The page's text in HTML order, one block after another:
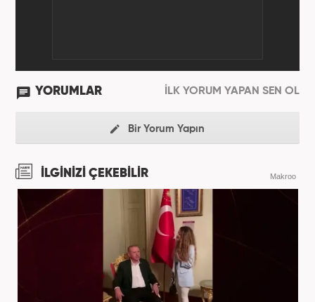
YORUMLAR İLK YORUM YAPAN SEN OL
Bir Yorum Yapın
İLGİNİZİ ÇEKEBİLİR Makroo